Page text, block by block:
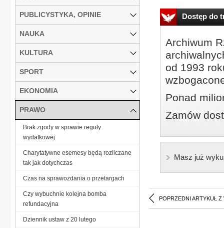
Dostęp do
Archiwum
od 1993
Ponad
Zamów
Masz już
POPRZEDNI ARTYKUŁ Z
PUBLICYSTYKA, OPINIE
NAUKA
KULTURA
SPORT
EKONOMIA
PRAWO
Brak zgody w sprawie reguły
wydatkowej
Charytatywne esemesy będą rozliczane
tak jak dotychczas
Czas na sprawozdania o przetargach
Czy wybuchnie kolejna bomba
refundacyjna
Dziennik ustaw z 20 lutego